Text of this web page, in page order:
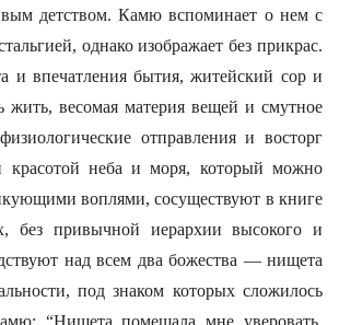
детством. Камю вспоминает о нем с
однако изображает без прикрас.
и впечатления бытия, житейский сор и
жить, весомая материя вещей и смутное
отправления и восторг
красотой неба и моря, который можно
воплями, сосуществуют в книге
без привычной иерархии высокого и
над всем два божества — нищета
под знаком которых сложилось
“Нищета помешала мне уверовать,